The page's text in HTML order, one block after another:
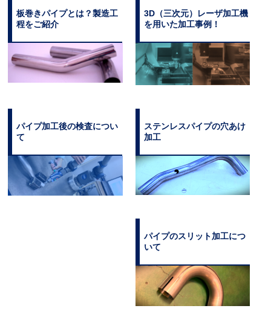
板巻きパイプとは？製造工
程をご紹介
3D（三次元）レーザ加工機
を用いた加工事例！
パイプ加工後の検査につい
て
ステンレスパイプの穴あけ
加工
パイプのスリット加工につ
いて